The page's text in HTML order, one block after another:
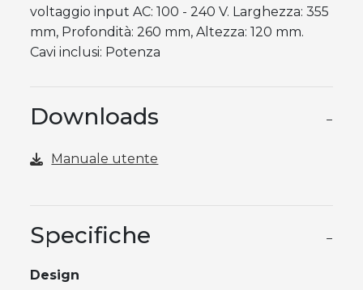
voltaggio input AC: 100 - 240 V. Larghezza: 355
mm, Profondità: 260 mm, Altezza: 120 mm.
Cavi inclusi: Potenza
Downloads −
Manuale utente
Specifiche −
Design